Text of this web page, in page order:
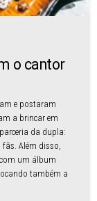
o cantor
e postaram
a brincar em
da dupla:
fãs. Além disso,
um álbum
também a